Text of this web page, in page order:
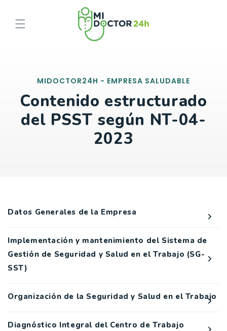
al contenido
MIDOCTOR24H - EMPRESA SALUDABLE
Contenido estructurado
del PSST según NT-04-
2023
Datos Generales de la Empresa
Implementación y mantenimiento del Sistema de
Gestión de Seguridad y Salud en el Trabajo (SG-
SST)
Organización de la Seguridad y Salud en el Trabajo
Diagnóstico Integral del Centro de Trabajo